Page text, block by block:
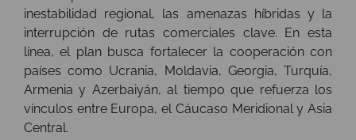
inestabilidad regional, las amenazas híbridas y la
interrupción de rutas comerciales clave. En esta
línea, el plan busca fortalecer la cooperación con
países como Ucrania, Moldavia, Georgia, Turquía,
Armenia y Azerbaiyán, al tiempo que refuerza los
vínculos entre Europa, el Cáucaso Meridional y Asia
Central.